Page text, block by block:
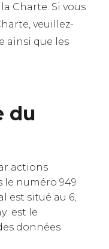
Charte. Si vous
veuillez-
ainsi que les
du
actions
le numéro 949
est situé au 6,
est le
données